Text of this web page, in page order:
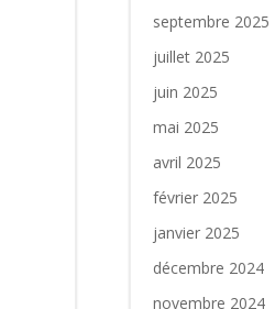
septembre 2025
juillet 2025
juin 2025
mai 2025
avril 2025
février 2025
janvier 2025
décembre 2024
novembre 2024